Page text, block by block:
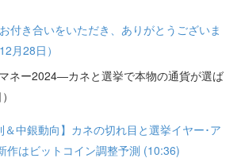
付き合いをいただき、ありがとうございま
月28日）
ネー2024―カネと選挙で本物の通貨が選ば
＆中銀動向】カネの切れ目と選挙イヤー･ア
作はビットコイン調整予測 (10:36)